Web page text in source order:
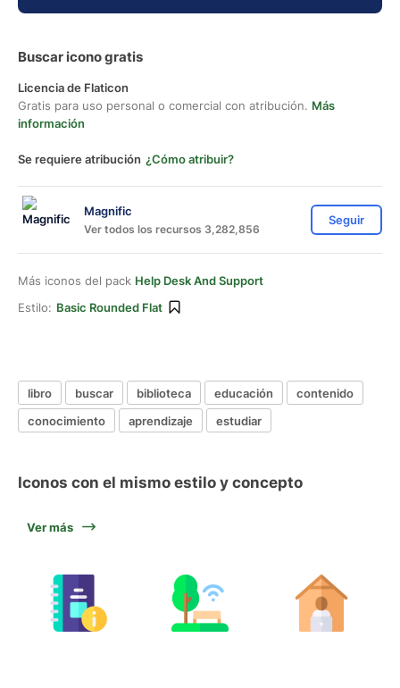
Buscar icono gratis
Licencia de Flaticon
Gratis para uso personal o comercial con atribución. Más
información
Se requiere atribución ¿Cómo atribuir?
Magnific
Ver todos los recursos 3,282,856
Seguir
Más iconos del pack Help Desk And Support
Estilo: Basic Rounded Flat
libro buscar biblioteca educación
contenido
conocimiento
aprendizaje estudiar
Iconos con el mismo estilo y concepto
Ver más